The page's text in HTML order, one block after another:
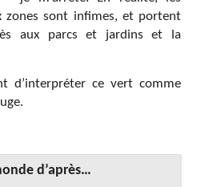
zones sont infimes, et portent
aux parcs et jardins et la
d’interpréter ce vert comme
d’après…